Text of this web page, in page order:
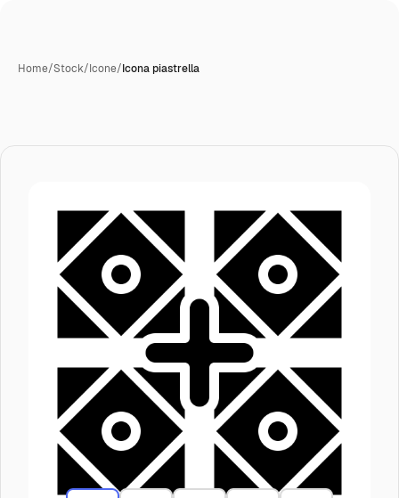
Home/Stock/Icone/Icona piastrella